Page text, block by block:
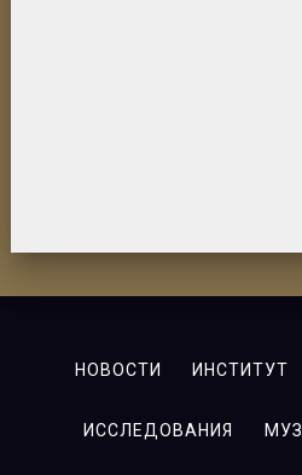
НОВОСТИ ИНСТИТУТ
ИССЛЕДОВАНИЯ